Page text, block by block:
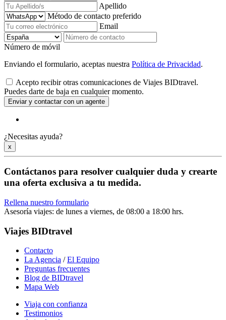
Apellido
Método de contacto preferido
Email
Número de móvil
Enviando el formulario, aceptas nuestra Política de Privacidad.
Acepto recibir otras comunicaciones de Viajes BIDtravel.
Puedes darte de baja en cualquier momento.
Enviar y contactar con un agente
¿Necesitas ayuda?
x
Contáctanos para resolver cualquier duda y crearte
una oferta exclusiva a tu medida.
Rellena nuestro formulario
Asesoría viajes: de lunes a viernes, de 08:00 a 18:00 hrs.
Viajes BIDtravel
Contacto
La Agencia /El Equipo
Preguntas frecuentes
Blog de BIDtravel
Mapa Web
Viaja con confianza
Testimonios